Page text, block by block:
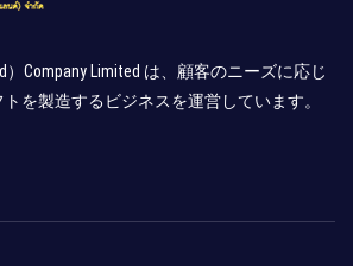
）Company Limited は、顧客のニーズに応じ
を製造するビジネスを運営しています。